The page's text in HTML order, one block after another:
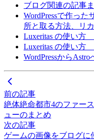
ブログ関連の記事
WordPressで作っ
所と取る方法、リ
Luxeritas の使い方
Luxeritas の使い方
WordPressから
前の記事
絶体絶命都市4のファー
ューのまとめ
次の記事
ゲームの画像をブログ